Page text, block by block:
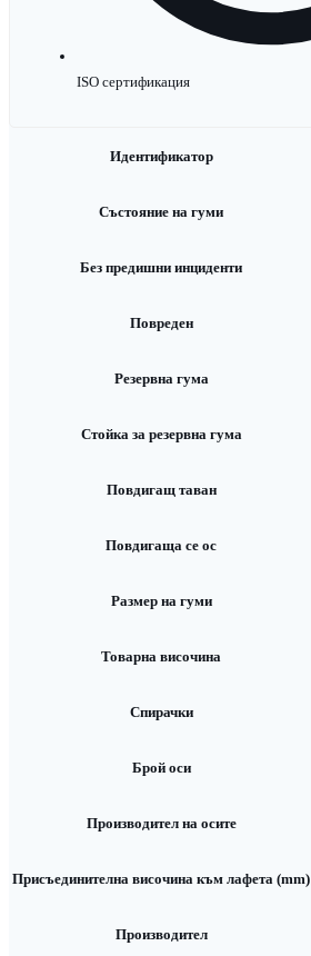
ISO сертификация
Идентификатор
Състояние на гуми
Без предишни инциденти
Повреден
Резервна гума
Стойка за резервна гума
Повдигащ таван
Повдигаща се ос
Размер на гуми
Товарна височина
Спирачки
Брой оси
Производител на осите
Присъединителна височина към лафета (mm)
Производител